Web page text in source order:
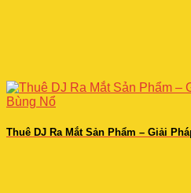
Thuê DJ Ra Mắt Sản Phẩm – Giải